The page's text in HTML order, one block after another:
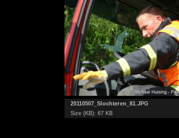
20110507_Slochteren_81.JPG
Size (KB): 67 KB